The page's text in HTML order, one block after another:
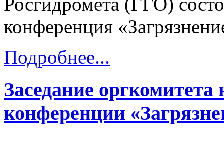
Росгидромета (ГГО)
конференция
Подробнее...
Заседание
конференции